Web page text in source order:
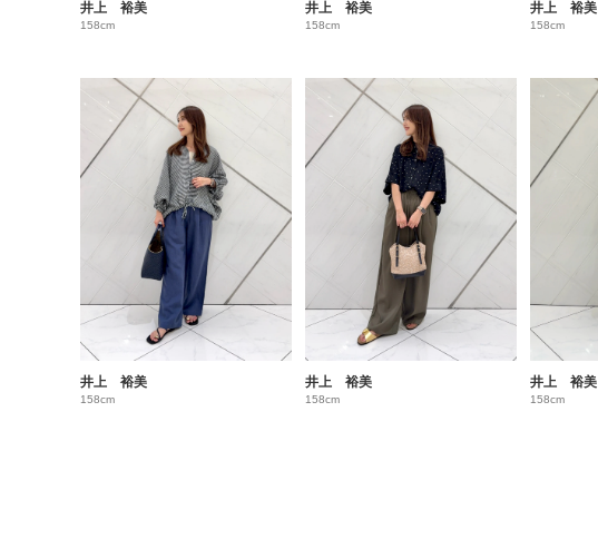
井上 裕美
158cm
井上 裕美
158cm
井上 裕美
158cm
井上 裕美
158cm
井上 裕美
158cm
井上 裕美
158cm